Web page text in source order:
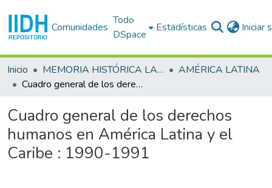
Comunidades
Todo
DSpace
Estadísticas Iniciar
Inicio MEMORIA HISTÓRICA LATINOAMERICANA
AMÉRICA LATINA
Cuadro general de los derechos humanos en América Latina y el Caribe : 1990-1991
Cuadro general de los derechos
humanos en América Latina y el
Caribe : 1990-1991